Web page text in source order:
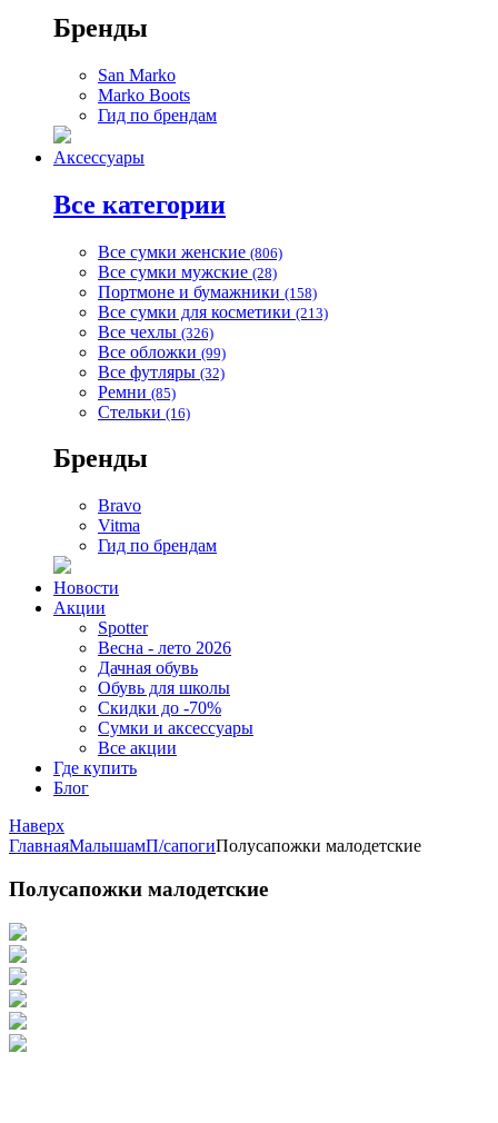
Бренды
San Marko
Marko Boots
Гид по брендам
Аксессуары
Все категории
Все сумки женские (806)
Все сумки мужские (28)
Портмоне и бумажники (158)
Все сумки для косметики (213)
Все чехлы (326)
Все обложки (99)
Все футляры (32)
Ремни (85)
Стельки (16)
Бренды
Bravo
Vitma
Гид по брендам
Новости
Акции
Spotter
Весна - лето 2026
Дачная обувь
Обувь для школы
Скидки до -70%
Сумки и аксессуары
Все акции
Где купить
Блог
Наверх
ГлавнаяМалышамП/сапогиПолусапожки малодетские
Полусапожки малодетские